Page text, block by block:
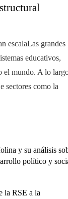
escalaLas grandes
educativos,
el mundo. A lo
sectores como la
y su análisis
político y
la RSE a la